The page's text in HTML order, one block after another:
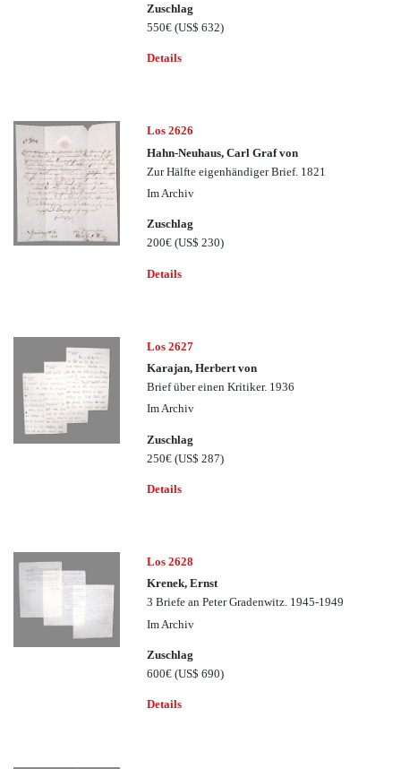
Zuschlag
550€(US$ 632)
Details
Los 2626
Hahn-Neuhaus, Carl Graf von
Zur Hälfte eigenhändiger Brief. 1821
Im Archiv
Zuschlag
200€(US$ 230)
Details
Los 2627
Karajan, Herbert von
Brief über einen Kritiker. 1936
Im Archiv
Zuschlag
250€(US$ 287)
Details
Los 2628
Krenek, Ernst
3 Briefe an Peter Gradenwitz. 1945-1949
Im Archiv
Zuschlag
600€(US$ 690)
Details